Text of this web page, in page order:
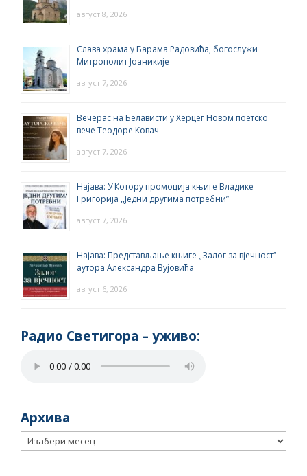
август 8, 2026
Слава храма у Барама Радовића, богослужи
Митрополит Јоаникије
август 7, 2026
Вечерас на Белависти у Херцег Новом поетско
вече Теодоре Ковач
август 7, 2026
Најава: У Котору промоција књиге Владике
Григорија ,,Једни другима потребни”
август 7, 2026
Најава: Представљање књиге „Залог за вјечност“
аутора Александра Вујовића
август 6, 2026
Радио Светигора – yживо:
Архива
Архива